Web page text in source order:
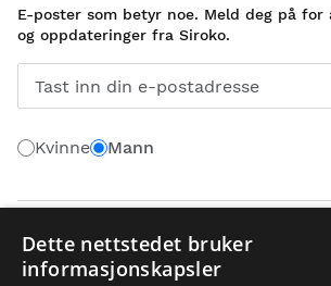
E-poster som betyr noe. Meld deg på for
og oppdateringer fra Siroko.
Tast inn din e-postadresse
Kvinne Mann
NORSK
Dette nettstedet bruker
informasjonskapsler